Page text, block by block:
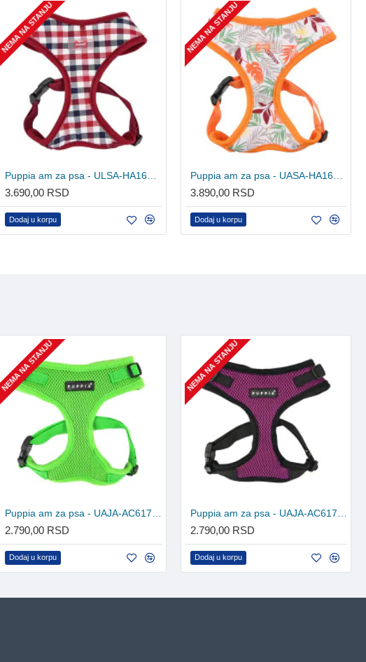
NEMA NA STANJU
3.690,00 RSD
Dodaj u korpu
NEMA NA STANJU
Puppia am za psa - UASA-HA1604 ORANGE
3.890,00 RSD
Dodaj u korpu
NEMA NA STANJU
Puppia am za psa - UAJA-AC617 - Green
2.790,00 RSD
Dodaj u korpu
NEMA NA STANJU
Puppia am za psa - UAJA-AC617 - Purple
2.790,00 RSD
Dodaj u korpu